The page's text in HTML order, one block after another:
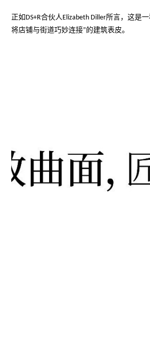
正如DS+R合伙人Elizabeth Diller所言，这是
将店铺与街道巧妙连接”的建筑表皮。